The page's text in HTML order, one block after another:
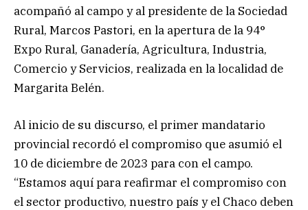
acompañó al campo y al presidente de la Sociedad
Rural, Marcos Pastori, en la apertura de la 94°
Expo Rural, Ganadería, Agricultura, Industria,
Comercio y Servicios, realizada en la localidad de
Margarita Belén.
Al inicio de su discurso, el primer mandatario
provincial recordó el compromiso que asumió el
10 de diciembre de 2023 para con el campo.
“Estamos aquí para reafirmar el compromiso con
el sector productivo, nuestro país y el Chaco deben